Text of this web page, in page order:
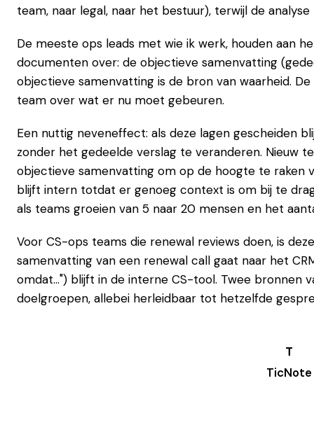
team, naar legal, naar het bestuur), terwijl de
De meeste ops leads met wie ik werk, houden aan
documenten over: de objectieve samenvatting
objectieve samenvatting is de bron van waarheid.
team over wat er nu moet gebeuren.
Een nuttig neveneffect: als deze lagen gescheiden
zonder het gedeelde verslag te veranderen. Nieuw
objectieve samenvatting om op de hoogte te raken
blijft intern totdat er genoeg context is om bij te
als teams groeien van 5 naar 20 mensen en het
Voor CS-ops teams die renewal reviews doen, is
samenvatting van een renewal call gaat naar het
omdat...") blijft in de interne CS-tool. Twee bronnen
doelgroepen, allebei herleidbaar tot hetzelfde
TicNote